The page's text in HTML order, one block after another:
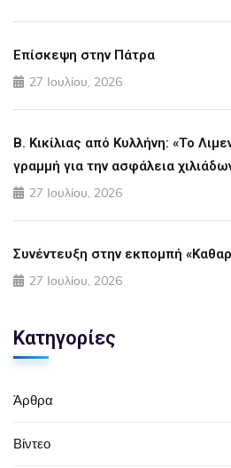
Επίσκεψη στην Πάτρα
27 Ιουλίου, 2026
Β. Κικίλιας από Κυλλήνη: «Το
γραμμή για την ασφάλεια
27 Ιουλίου, 2026
Συνέντευξη στην εκπομπή
27 Ιουλίου, 2026
Κατηγορίες
Άρθρα
Βίντεο